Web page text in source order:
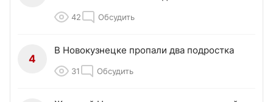
42 Обсудить
4
В Новокузнецке пропали два подростка
31 Обсудить